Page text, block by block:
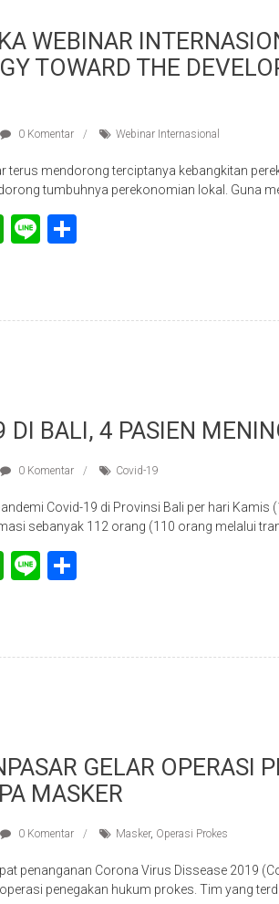
WEBINAR
TOWARD THE
0 Komentar Webinar Internasional
terus mendorong terciptanya kebangkitan
tumbuhnya perekonomian lokal. Guna
WhatsApp
Line
DI BALI, 4 PASIEN
0 Komentar Covid-19
Covid-19 di Provinsi Bali per hari
sebanyak 112 orang (110 orang melalui
WhatsApp
Line
GELAR OPERASI
MASKER
0 Komentar Masker, Operasi Prokes
penanganan Corona Virus Dissease 2019
penegakan hukum prokes. Tim yang